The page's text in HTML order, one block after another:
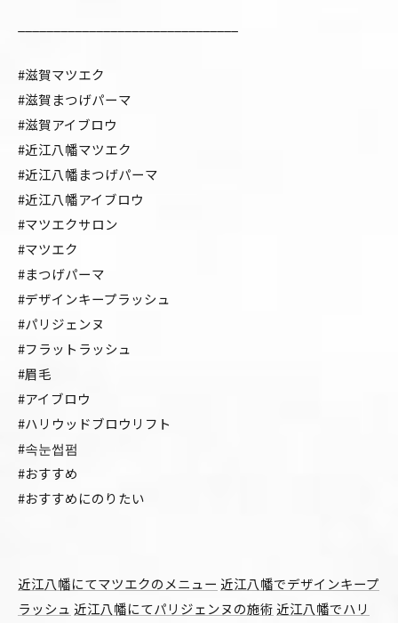
#滋賀マツエク
#滋賀まつげパーマ
#滋賀アイブロウ
#近江八幡マツエク
#近江八幡まつげパーマ
#近江八幡アイブロウ
#マツエクサロン
#マツエク
#まつげパーマ
#デザインキープラッシュ
#パリジェンヌ
#フラットラッシュ
#眉毛
#アイブロウ
#ハリウッドブロウリフト
#속눈썹펌
#おすすめ
#おすすめにのりたい
近江八幡にてマツエクのメニュー 近江八幡でデザインキープ
ラッシュ 近江八幡にてパリジェンヌの施術 近江八幡でハリ